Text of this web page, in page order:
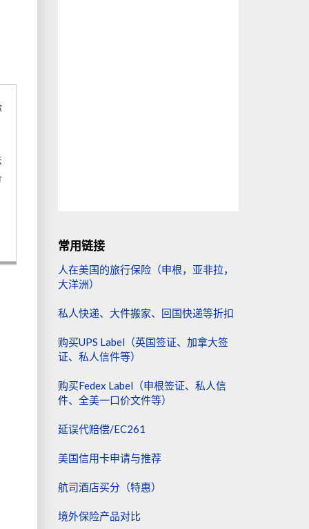
常用链接
人在美国的旅行保险（申根，亚非拉，
大洋洲）
私人快递、大件搬家、回国快递等折扣
购买UPS Label（英国签证、加拿大签
证、私人信件等）
购买Fedex Label（申根签证、私人信
件、全美一口价文件等）
延误代赔偿/EC261
美国信用卡申请与推荐
航司酒店买分（特惠）
境外保险产品对比